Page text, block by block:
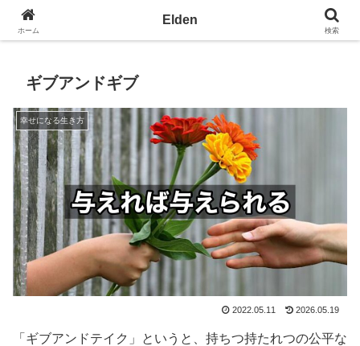
光の園エルデン - 地球を愛の星へ
ギブアンドギブ
幸せになる生き方
2022.05.11 2026.05.19
「ギブアンドテイク」というと、持ちつ持たれつの公平な
ホーム
Elden
検索